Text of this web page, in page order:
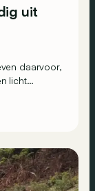
uit
daarvoor,
licht